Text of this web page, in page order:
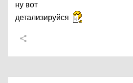
ну вот
детализируйся